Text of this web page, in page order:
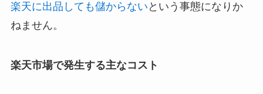
楽天に出品しても儲からない という事態になりか
ねません。
楽天市場で発生する主なコスト